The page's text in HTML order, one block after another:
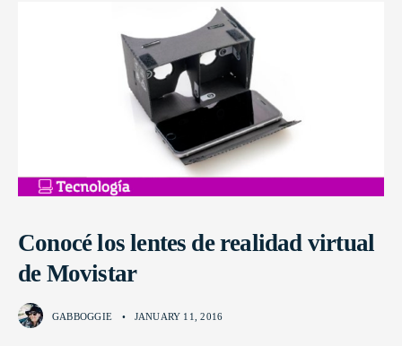
Conocé los lentes de realidad virtual
de Movistar
GABBOGGIE • JANUARY 11, 2016